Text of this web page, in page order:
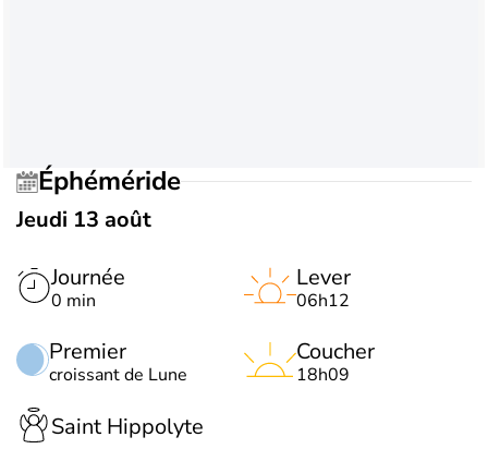
Éphéméride
Jeudi 13 août
Journée
0 min
Premier
croissant de Lune
Lever
06h12
Coucher
18h09
Saint Hippolyte